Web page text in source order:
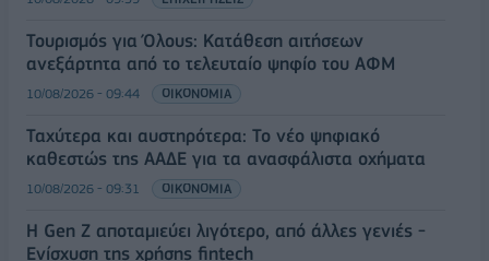
Τουρισμός για Όλους: Kατάθεση αιτήσεων
ανεξάρτητα από το τελευταίο ψηφίο του ΑΦΜ
10/08/2026 - 09:44 ΟΙΚΟΝΟΜΙΑ
Ταχύτερα και αυστηρότερα: Το νέο ψηφιακό
καθεστώς της ΑΑΔΕ για τα ανασφάλιστα οχήματα
10/08/2026 - 09:31 ΟΙΚΟΝΟΜΙΑ
Η Gen Z αποταμιεύει λιγότερο, από άλλες γενιές -
Ενίσχυση της χρήσης fintech